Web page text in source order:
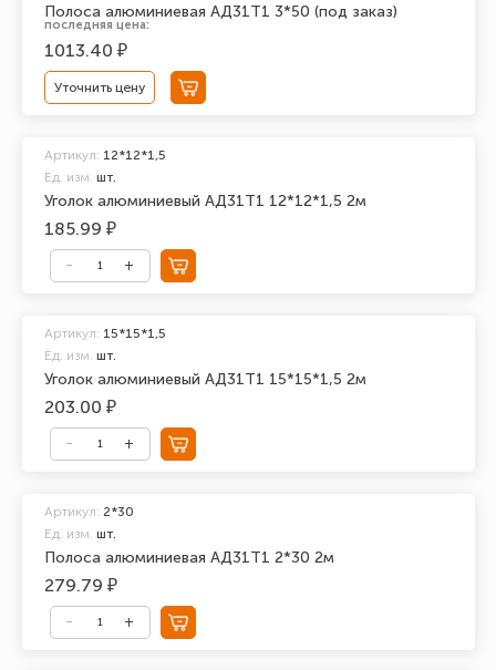
Полоса алюминиевая АД31Т1 3*50 (под заказ)
последняя цена:
1013.40 ₽
Уточнить цену
Уголок алюминиевый АД31Т1 12*12*1,5 2м
Артикул: 12*12*1,5
Ед. изм. шт.
185.99 ₽
Уголок алюминиевый АД31Т1 15*15*1,5 2м
Артикул: 15*15*1,5
Ед. изм. шт.
203.00 ₽
Полоса алюминиевая АД31Т1 2*30 2м
Артикул: 2*30
Ед. изм. шт.
279.79 ₽